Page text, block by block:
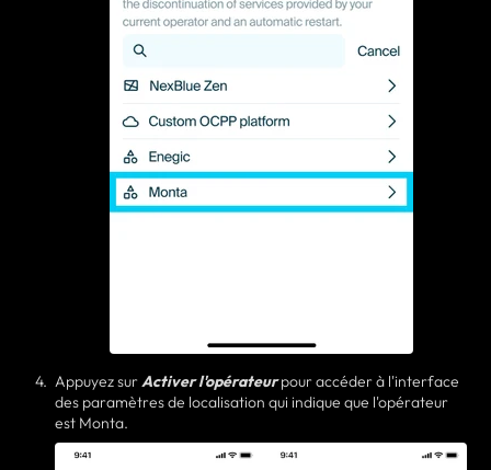
Appuyez surActiver l'opérateur pour accéder à l'interface
des paramètres de localisation qui indique que l'opérateur
est Monta.